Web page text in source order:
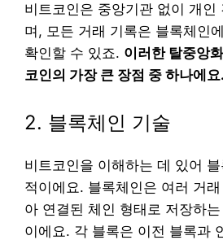
비트코인은 중앙기관 없이 개인
며, 모든 거래 기록은 블록체인
확인할 수 있죠. 이러한 탈중앙
코인의 가장 큰 장점 중 하나에요.
2. 블록체인 기술
비트코인을 이해하는 데 있어
적이에요. 블록체인은 여러 거
아 연결된 체인 형태로 저장하
이에요. 각 블록은 이전 블록과